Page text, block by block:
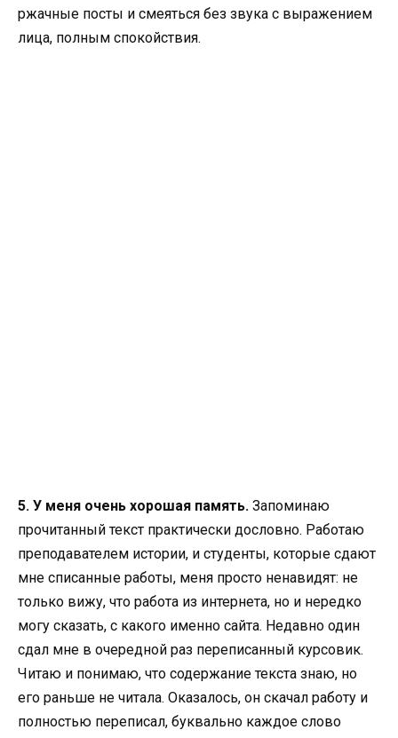
ржачные посты и смеяться без звука с выражением
лица, полным спокойствия.
5. У меня очень хорошая память. Запоминаю
прочитанный текст практически дословно. Работаю
преподавателем истории, и студенты, которые сдают
мне списанные работы, меня просто ненавидят: не
только вижу, что работа из интернета, но и нередко
могу сказать, с какого именно сайта. Недавно один
сдал мне в очередной раз переписанный курсовик.
Читаю и понимаю, что содержание текста знаю, но
его раньше не читала. Оказалось, он скачал работу и
полностью переписал, буквально каждое слово